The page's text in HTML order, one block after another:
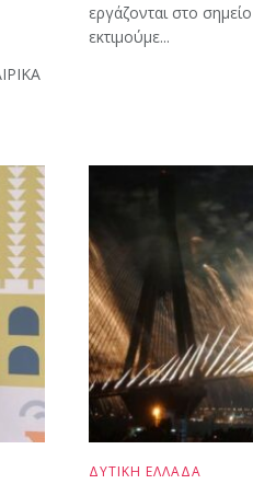
εργάζονται στο
εκτιμούμε...
ΔΥΤΙΚΗ ΕΛΛΑΔΑ